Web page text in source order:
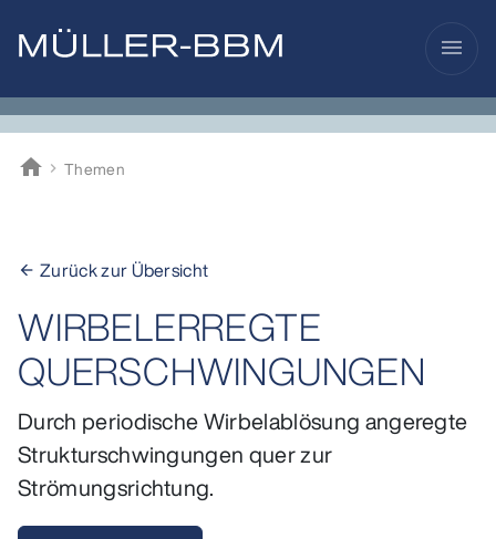
menu
home
Müller-BBM
Themen
arrow_back Zurück zur Übersicht
WIRBELERREGTE
QUERSCHWINGUNGEN
Durch periodische Wirbelablösung angeregte
Strukturschwingungen quer zur
Strömungsrichtung.